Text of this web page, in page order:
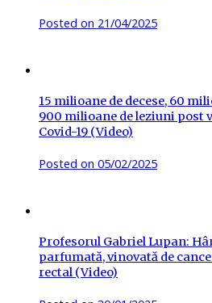
Posted on 21/04/2025
15 milioane de decese, 60
900 milioane de leziuni post
Covid-19 (Video)
Posted on 05/02/2025
Profesorul Gabriel Lupan:
parfumată, vinovată de
rectal (Video)